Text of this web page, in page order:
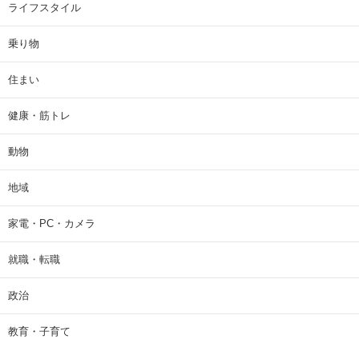
ライフスタイル
乗り物
住まい
健康・筋トレ
動物
地域
家電・PC・カメラ
就職・転職
政治
教育・子育て